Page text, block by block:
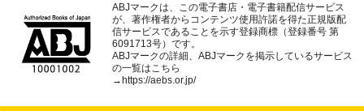
ABJマークは、この電子書店・電子書籍配信サービス
が、著作権者からコンテンツ使用許諾を得た正規版配
信サービスであることを示す登録商標（登録番号 第
6091713号）です。
ABJマークの詳細、ABJマークを掲示しているサービス
の一覧はこちら
→https://aebs.or.jp/